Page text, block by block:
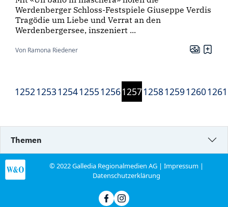
Werdenberger Schloss-Festspiele Giuseppe Verdis
Tragödie um Liebe und Verrat an den
Werdenbergersee, inszeniert ...
Von Ramona Riedener
1252125312541255125612571258125912601261
Themen
© 2022 Galledia Regionalmedien AG |Impressum |
Datenschutzerklärung